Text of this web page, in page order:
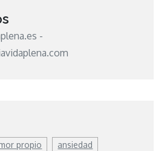
-
propio ansiedad